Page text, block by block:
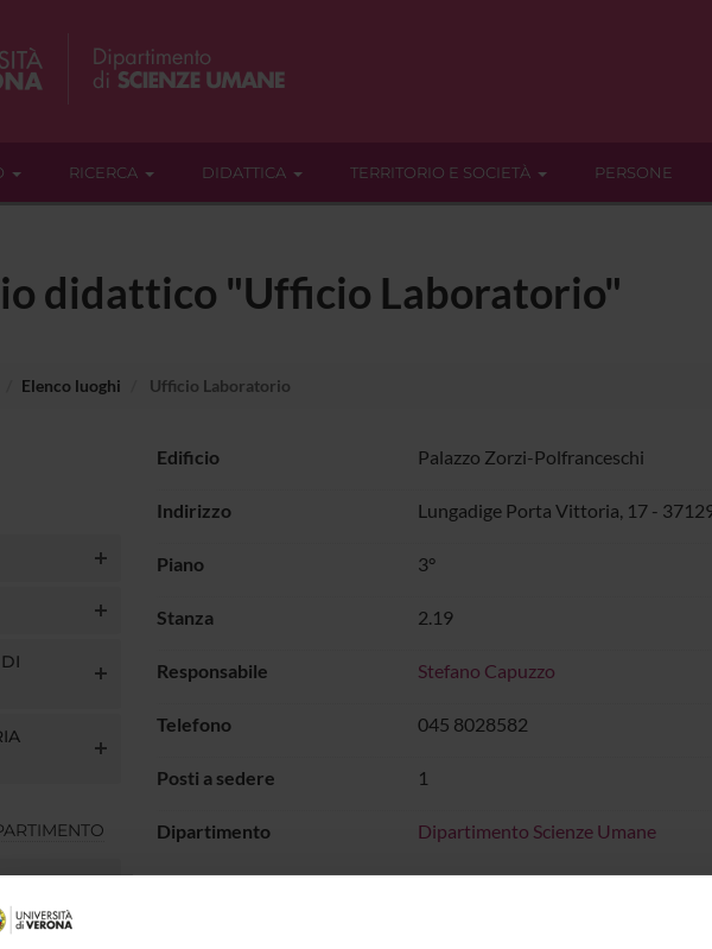
RICERCA DIDATTICA TERRITORIO E SOCIETÀ PERSONE
didattico "Ufficio Laboratorio"
Elenco luoghi Ufficio Laboratorio
Edificio Palazzo Zorzi-Polfranceschi
Indirizzo Lungadige Porta Vittoria, 17 -
Piano 3°
Stanza 2.19
Responsabile Stefano Capuzzo
Telefono 045 8028582
Posti a sedere 1
Dipartimento Dipartimento Scienze Umane